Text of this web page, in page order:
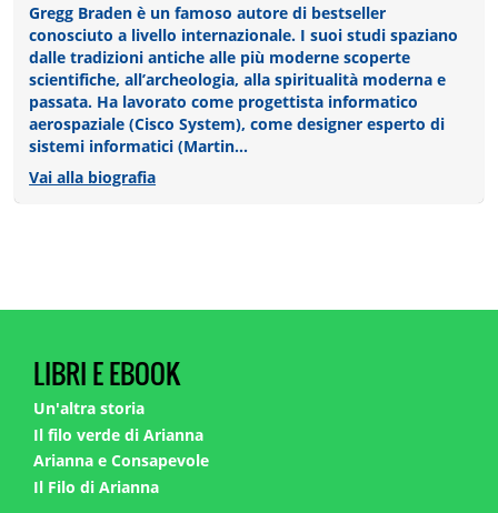
Gregg Braden è un famoso autore di bestseller
conosciuto a livello internazionale. I suoi studi spaziano
dalle tradizioni antiche alle più moderne scoperte
scientifiche, all’archeologia, alla spiritualità moderna e
passata. Ha lavorato come progettista informatico
aerospaziale (Cisco System), come designer esperto di
sistemi informatici (Martin...
Vai alla biografia
LIBRI E EBOOK
Un'altra storia
Il filo verde di Arianna
Arianna e Consapevole
Il Filo di Arianna